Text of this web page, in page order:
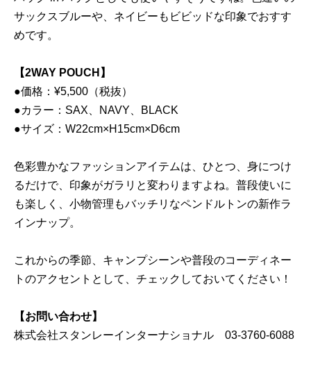
サックスブルーや、ネイビーもビビッドな印象でおすす
めです。
【2WAY POUCH】
●価格：¥5,500（税抜）
●カラー：SAX、NAVY、BLACK
●サイズ：W22cm×H15cm×D6cm
色彩豊かなファッションアイテムは、ひとつ、身につけ
るだけで、印象がガラリと変わりますよね。普段使いに
も楽しく、小物管理もバッチリなペンドルトンの新作ラ
インナップ。
これからの季節、キャンプシーンや普段のコーディネー
トのアクセントとして、チェックしておいてください！
【お問い合わせ】
株式会社スタンレーインターナショナル 03-3760-6088